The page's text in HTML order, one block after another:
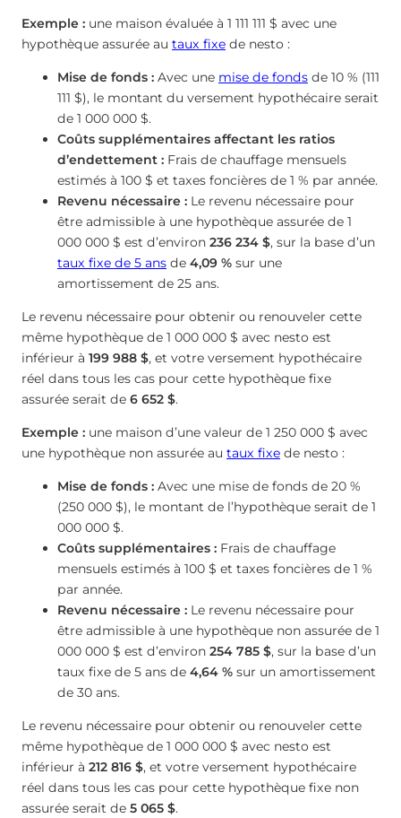
Exemple : une maison évaluée à 1 111 111 $ avec une
hypothèque assurée au taux fixe de nesto :
Mise de fonds : Avec une mise de fonds de 10 % (111
111 $), le montant du versement hypothécaire serait
de 1 000 000 $.
Coûts supplémentaires affectant les ratios
d’endettement : Frais de chauffage mensuels
estimés à 100 $ et taxes foncières de 1 % par année.
Revenu nécessaire : Le revenu nécessaire pour
être admissible à une hypothèque assurée de 1
000 000 $ est d’environ 236 234 $, sur la base d’un
taux fixe de 5 ans de 4,09 % sur une
amortissement de 25 ans.
Le revenu nécessaire pour obtenir ou renouveler cette
même hypothèque de 1 000 000 $ avec nesto est
inférieur à 199 988 $, et votre versement hypothécaire
réel dans tous les cas pour cette hypothèque fixe
assurée serait de 6 652 $.
Exemple : une maison d’une valeur de 1 250 000 $ avec
une hypothèque non assurée au taux fixe de nesto :
Mise de fonds : Avec une mise de fonds de 20 %
(250 000 $), le montant de l’hypothèque serait de 1
000 000 $.
Coûts supplémentaires : Frais de chauffage
mensuels estimés à 100 $ et taxes foncières de 1 %
par année.
Revenu nécessaire : Le revenu nécessaire pour
être admissible à une hypothèque non assurée de 1
000 000 $ est d’environ 254 785 $, sur la base d’un
taux fixe de 5 ans de 4,64 % sur un amortissement
de 30 ans.
Le revenu nécessaire pour obtenir ou renouveler cette
même hypothèque de 1 000 000 $ avec nesto est
inférieur à 212 816 $, et votre versement hypothécaire
réel dans tous les cas pour cette hypothèque fixe non
assurée serait de 5 065 $.